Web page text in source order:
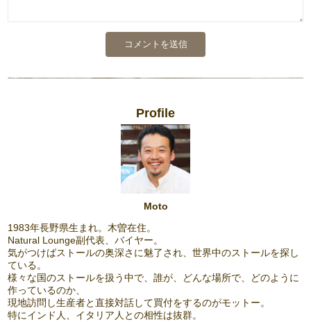
Profile
Moto
1983年長野県生まれ。木曽在住。
Natural Lounge副代表、バイヤー。
気がつけばストールの奥深さに魅了され、世界中のストールを探し
ている。
様々な国のストールを扱う中で、誰が、どんな場所で、どのように
作っているのか、
現地訪問し生産者と直接対話して買付をするのがモットー。
特にインド人、イタリア人との相性は抜群。